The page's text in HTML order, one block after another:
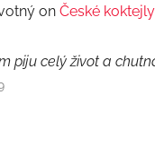
on České
piju celý život a